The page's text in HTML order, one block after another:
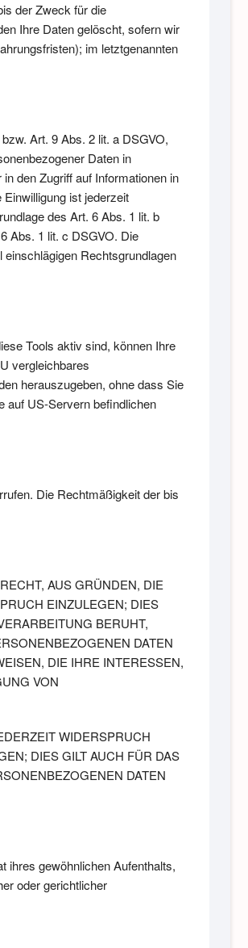
der Zweck für die
Ihre Daten gelöscht, sofern wir
im letztgenannten
Art. 9 Abs. 2 lit. a DSGVO,
Daten in
den Zugriff auf Informationen in
ist jederzeit
des Art. 6 Abs. 1 lit. b
Abs. 1 lit. c DSGVO. Die
Rechtsgrundlagen
Tools aktiv sind, können Ihre
vergleichbares
herauszugeben, ohne dass Sie
auf US-Servern befindlichen
Die Rechtmäßigkeit der bis
AUS GRÜNDEN, DIE
EINZULEGEN; DIES
BERUHT,
DATEN
DIE IHRE INTERESSEN,
VON
WIDERSPRUCH
DIES GILT AUCH FÜR DAS
DATEN
ihres gewöhnlichen Aufenthalts,
oder gerichtlicher